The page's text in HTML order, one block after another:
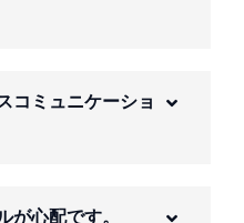
コミュニケーショ
が心配です。